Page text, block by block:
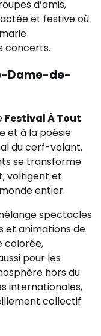
d’amis,
et festive où
concerts.
Dame-de-
Festival À Tout
et à la poésie
du cerf-volant.
se transforme
voltigent et
entier.
spectacles
et animations de
colorée,
pour les
hors du
internationales,
collectif